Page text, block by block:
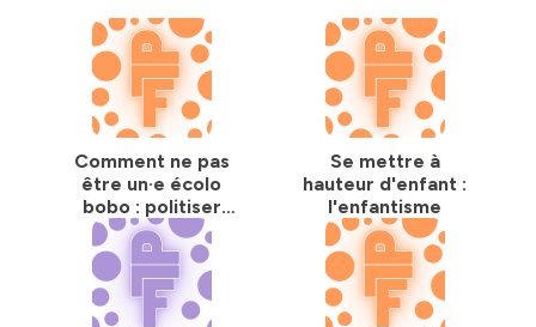
Comment ne pas
être un·e écolo
bobo : politiser
l'écologie
Se mettre à
hauteur d'enfant :
l'enfantisme